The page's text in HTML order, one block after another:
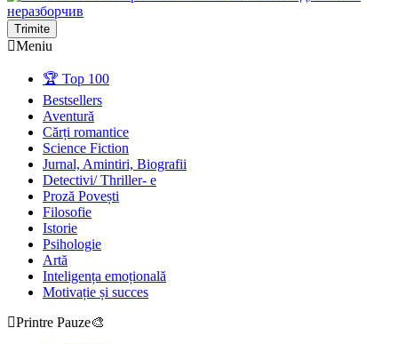
Trimite
Meniu
🏆 Top 100
Bestsellers
Aventură
Cărți romantice
Science Fiction
Jurnal, Amintiri, Biografii
Detectivi/ Thriller- e
Proză Povești
Filosofie
Istorie
Psihologie
Artă
Inteligența emoțională
Motivație și succes
Printre Pauze🎨